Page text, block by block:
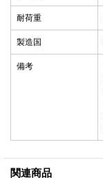
耐荷重
製造国
備考
関連商品